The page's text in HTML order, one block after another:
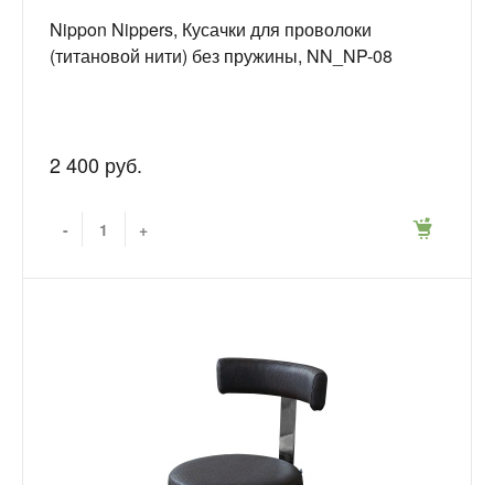
Nippon Nippers, Кусачки для проволоки
(титановой нити) без пружины, NN_NP-08
2 400 руб.
- +